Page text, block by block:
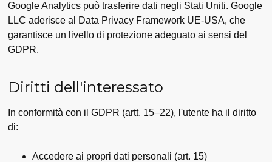
Google Analytics può trasferire dati negli Stati Uniti. Google
LLC aderisce al Data Privacy Framework UE-USA, che
garantisce un livello di protezione adeguato ai sensi del
GDPR.
Diritti dell'interessato
In conformità con il GDPR (artt. 15–22), l'utente ha il diritto
di:
Accedere ai propri dati personali (art. 15)